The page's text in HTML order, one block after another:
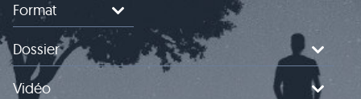
Format
Dossier
Vidéo